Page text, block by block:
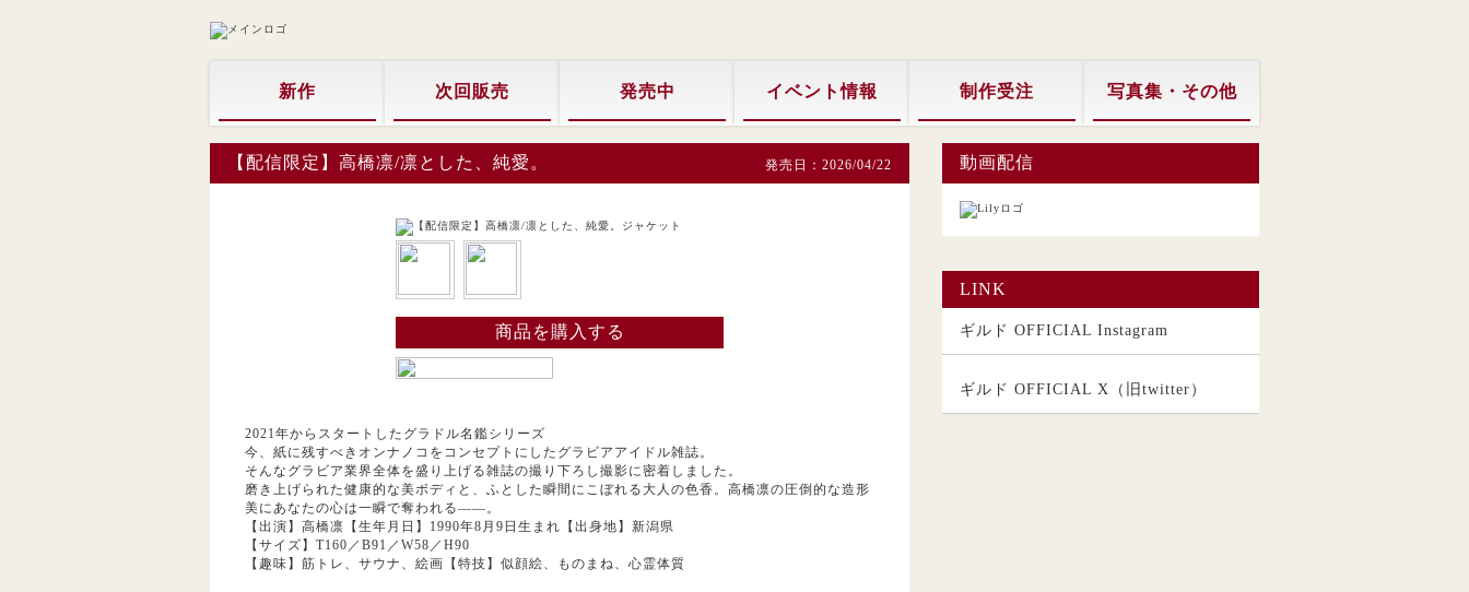
新作 次回販売 発売中 イベント情報 制作受注 写真集・その他
【配信限定】高橋凛/凛とした、純愛。 発売日：2026/04/22
商品を購入する
2021年からスタートしたグラドル名鑑シリーズ
今、紙に残すべきオンナノコをコンセプトにしたグラビアアイドル雑誌。
そんなグラビア業界全体を盛り上げる雑誌の撮り下ろし撮影に密着しました。
磨き上げられた健康的な美ボディと、ふとした瞬間にこぼれる大人の色香。高橋凛の圧倒的な造形
美にあなたの心は一瞬で奪われる――。
【出演】高橋凛【生年月日】1990年8月9日生まれ【出身地】新潟県
【サイズ】T160／B91／W58／H90
【趣味】筋トレ、サウナ、絵画【特技】似顔絵、ものまね、心霊体質
動画配信
LINK
ギルド OFFICIAL Instagram
ギルド OFFICIAL X（旧twitter）